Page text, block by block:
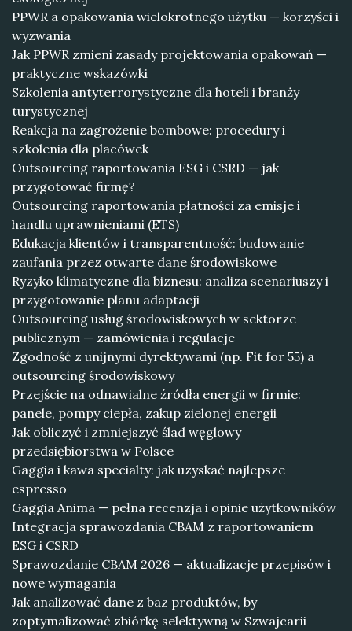
PPWR a opakowania wielokrotnego użytku — korzyści i
wyzwania
Jak PPWR zmieni zasady projektowania opakowań —
praktyczne wskazówki
Szkolenia antyterrorystyczne dla hoteli i branży
turystycznej
Reakcja na zagrożenie bombowe: procedury i
szkolenia dla placówek
Outsourcing raportowania ESG i CSRD — jak
przygotować firmę?
Outsourcing raportowania płatności za emisje i
handlu uprawnieniami (ETS)
Edukacja klientów i transparentność: budowanie
zaufania przez otwarte dane środowiskowe
Ryzyko klimatyczne dla biznesu: analiza scenariuszy i
przygotowanie planu adaptacji
Outsourcing usług środowiskowych w sektorze
publicznym — zamówienia i regulacje
Zgodność z unijnymi dyrektywami (np. Fit for 55) a
outsourcing środowiskowy
Przejście na odnawialne źródła energii w firmie:
panele, pompy ciepła, zakup zielonej energii
Jak obliczyć i zmniejszyć ślad węglowy
przedsiębiorstwa w Polsce
Gaggia i kawa specialty: jak uzyskać najlepsze
espresso
Gaggia Anima — pełna recenzja i opinie użytkowników
Integracja sprawozdania CBAM z raportowaniem
ESG i CSRD
Sprawozdanie CBAM 2026 — aktualizacje przepisów i
nowe wymagania
Jak analizować dane z baz produktów, by
zoptymalizować zbiórkę selektywną w Szwajcarii